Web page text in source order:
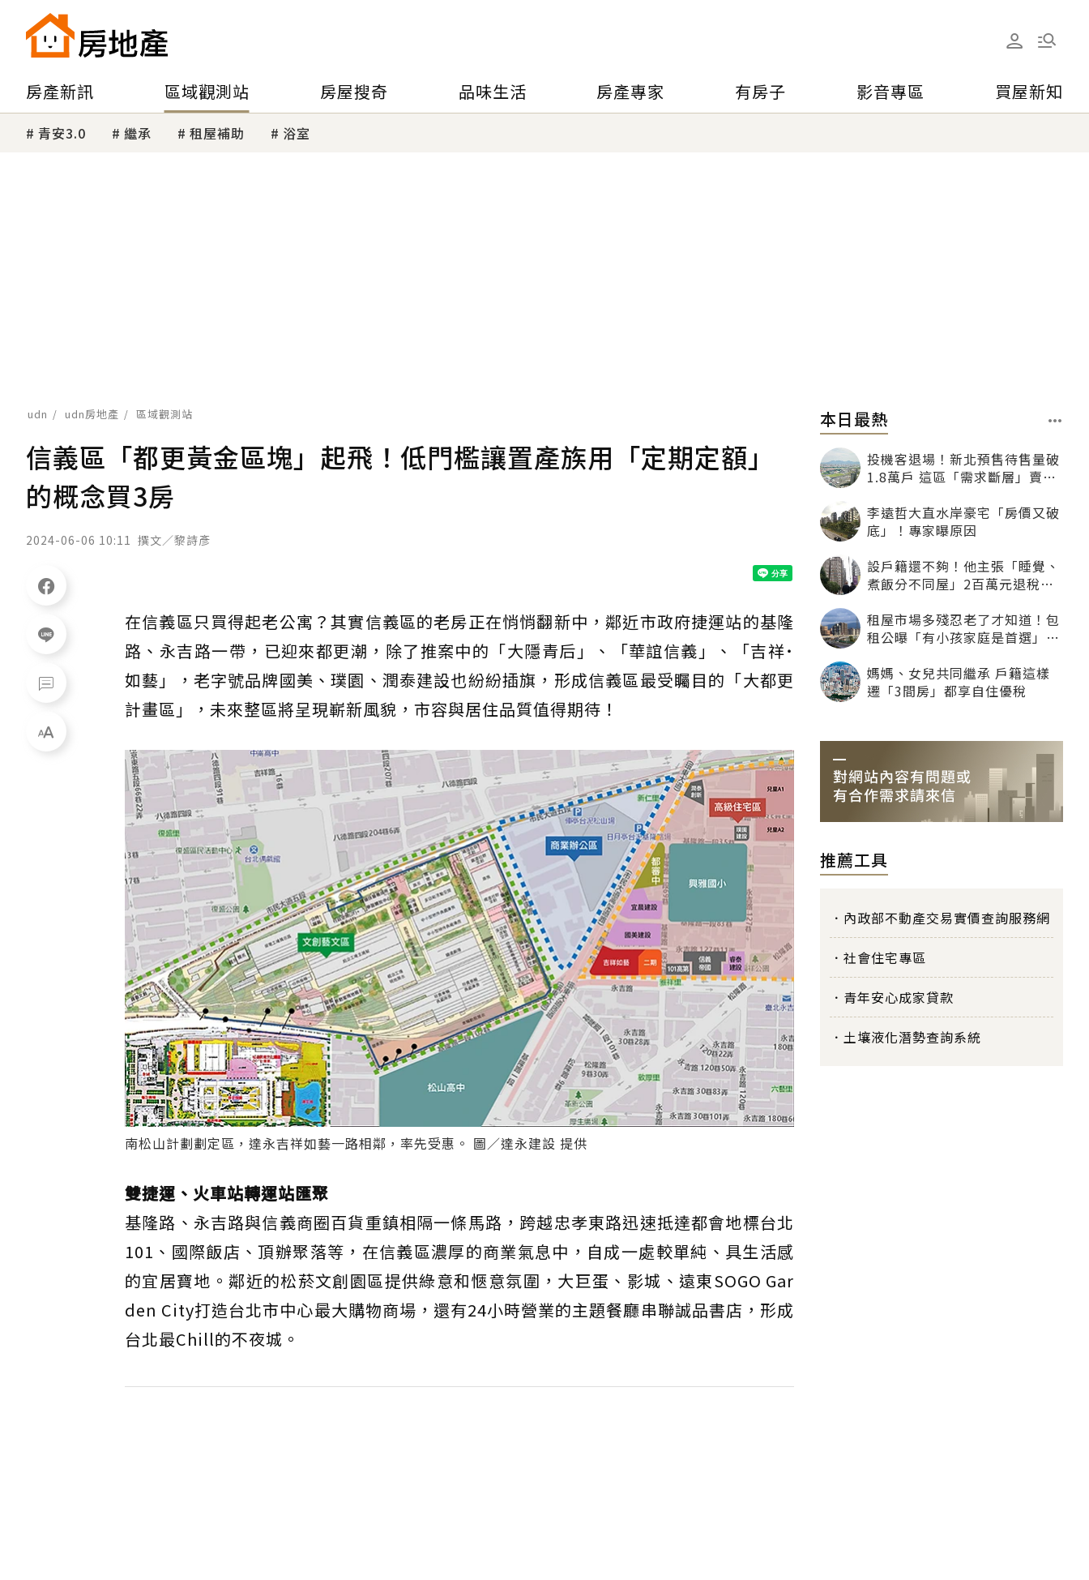
房產新訊 區域觀測站 房屋搜奇 品味生活 房產專家 有房子 影音專區 買屋新知
青安3.0 繼承 租屋補助 浴室
udn udn房地產 區域觀測站
信義區「都更黃金區塊」起飛！低門檻讓置產族用「定期定額」
的概念買3房
2024-06-06 10:11 撰文／黎詩彥
在信義區只買得起老公寓？其實信義區的老房正在悄悄翻新中，鄰近市政府捷運站的基隆
路、永吉路一帶，已迎來都更潮，除了推案中的「大隱青后」、「華誼信義」、「吉祥˙
如藝」，老字號品牌國美、璞園、潤泰建設也紛紛插旗，形成信義區最受矚目的「大都更
計畫區」，未來整區將呈現嶄新風貌，市容與居住品質值得期待！
南松山計劃劃定區，達永吉祥如藝一路相鄰，率先受惠。 圖／達永建設 提供
雙捷運、火車站轉運站匯聚
基隆路、永吉路與信義商圈百貨重鎮相隔一條馬路，跨越忠孝東路迅速抵達都會地標台北
101、國際飯店、頂辦聚落等，在信義區濃厚的商業氣息中，自成一處較單純、具生活感
的宜居寶地。鄰近的松菸文創園區提供綠意和愜意氛圍，大巨蛋、影城、遠東SOGO Gar
den City打造台北市中心最大購物商場，還有24小時營業的主題餐廳串聯誠品書店，形成
台北最Chill的不夜城。
本日最熱
投機客退場！新北預售待售量破
1.8萬戶 這區「需求斷層」賣壓
李遠哲大直水岸豪宅「房價又破
底」！專家曝原因
設戶籍還不夠！他主張「睡覺、
煮飯分不同屋」2百萬元退稅照
租屋市場多殘忍老了才知道！包
租公曝「有小孩家庭是首選」：
媽媽、女兒共同繼承 戶籍這樣
遷「3間房」都享自住優稅
推薦工具
內政部不動產交易實價查詢服務網
社會住宅專區
青年安心成家貸款
土壤液化潛勢查詢系統